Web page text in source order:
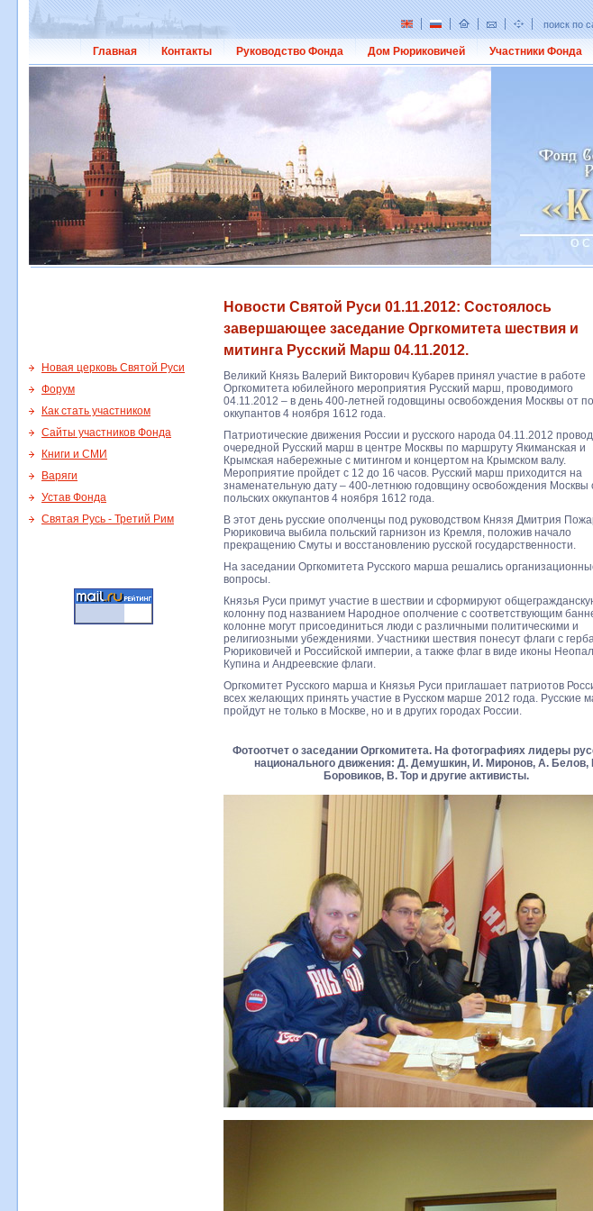
поиск по
Главная Контакты Руководство Фонда Дом Рюриковичей Участники Фонда
Новости Святой Руси 01.11.2012: Состоялось
завершающее заседание Оргкомитета шествия и
митинга Русский Марш 04.11.2012.
Новая церковь Святой Руси
Форум
Как стать участником
Сайты участников Фонда
Книги и СМИ
Варяги
Устав Фонда
Святая Русь - Третий Рим
Великий Князь Валерий Викторович Кубарев принял участие в работе
Оргкомитета юбилейного мероприятия Русский марш, проводимого
04.11.2012 – в день 400-летней годовщины освобождения Москвы от
оккупантов 4 ноября 1612 года.
Патриотические движения России и русского народа 04.11.2012
очередной Русский марш в центре Москвы по маршруту Якиманская и
Крымская набережные с митингом и концертом на Крымском валу.
Мероприятие пройдет с 12 до 16 часов. Русский марш приходится на
знаменательную дату – 400-летнюю годовщину освобождения Москвы
польских оккупантов 4 ноября 1612 года.
В этот день русские ополченцы под руководством Князя Дмитрия
Рюриковича выбила польский гарнизон из Кремля, положив начало
прекращению Смуты и восстановлению русской государственности.
На заседании Оргкомитета Русского марша решались
вопросы.
Князья Руси примут участие в шествии и сформируют
колонну под названием Народное ополчение с соответствующим
колонне могут присоединиться люди с различными политическими и
религиозными убеждениями. Участники шествия понесут флаги с
Рюриковичей и Российской империи, а также флаг в виде иконы
Купина и Андреевские флаги.
Оргкомитет Русского марша и Князья Руси приглашает патриотов
всех желающих принять участие в Русском марше 2012 года. Русские
пройдут не только в Москве, но и в других городах России.
Фотоотчет о заседании Оргкомитета. На фотографиях лидеры
национального движения: Д. Демушкин, И. Миронов, А. Белов,
Боровиков, В. Тор и другие активисты.